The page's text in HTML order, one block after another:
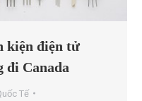
kiện điện tử
đi Canada
Tế